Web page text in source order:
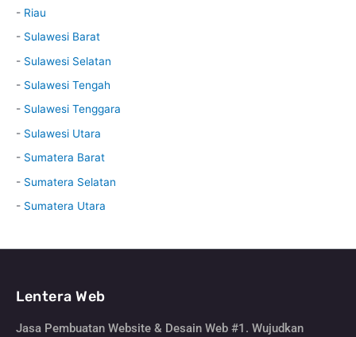
- Riau
- Sulawesi Barat
- Sulawesi Selatan
- Sulawesi Tengah
- Sulawesi Tenggara
- Sulawesi Utara
- Sumatera Barat
- Sumatera Selatan
- Sumatera Utara
Lentera Web
Jasa Pembuatan Website & Desain Web #1. Wujudkan